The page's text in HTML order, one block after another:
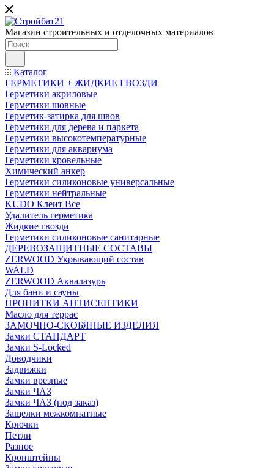
Магазин строительных и отделочных материалов
Каталог
ГЕРМЕТИКИ + ЖИДКИЕ ГВОЗДИ
Герметики акриловые
Герметики шовные
Герметик-затирка для швов
Герметики для дерева и паркета
Герметики высокотемпературные
Герметики для аквариума
Герметики кровельные
Химический анкер
Герметики силиконовые универсальные
Герметики нейтральные
KUDO Клеит Все
Удалитель герметика
Жидкие гвозди
Герметики силиконовые санитарные
ДЕРЕВОЗАЩИТНЫЕ СОСТАВЫ
ZERWOOD Укрывающий состав
WALD
ZERWOOD Аквалазурь
Для бани и сауны
ПРОПИТКИ АНТИСЕПТИКИ
Масло для террас
ЗАМОЧНО-СКОБЯНЫЕ ИЗДЕЛИЯ
Замки СТАНДАРТ
Замки S-Locked
Доводчики
Задвижки
Замки врезные
Замки ЧАЗ
Замки ЧАЗ (под заказ)
Защелки межкомнатные
Крючки
Петли
Разное
Кронштейны